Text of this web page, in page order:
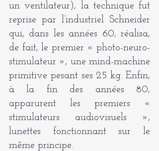
un ventilateur), la technique fut
reprise par l’industriel Schneider
qui, dans les années 60, réalisa,
de fait, le premier « photo-neuro-
stimulateur », une mind-machine
primitive pesant ses 25 kg. Enfin,
à la fin des années 80,
apparurent les premiers «
stimulateurs audiovisuels »,
lunettes fonctionnant sur le
même principe.